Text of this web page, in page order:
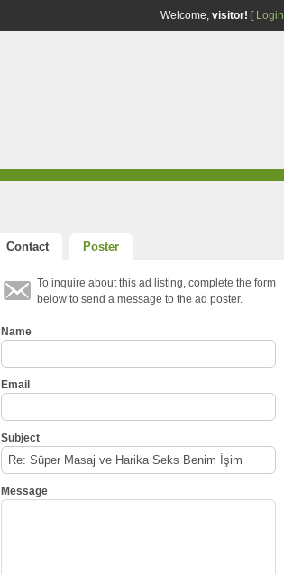
Welcome, visitor! [ Login
Contact Poster
To inquire about this ad listing, complete the form
below to send a message to the ad poster.
Name
Email
Subject
Message